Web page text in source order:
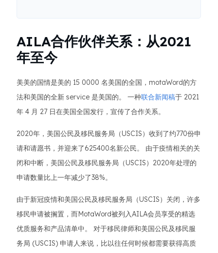
AILA合作伙伴关系：从2021
年至今
美美的国情是美的 15 0000 名美国的全国，motaWord的方
法和美国的全新 service 是美国的。 一种联合新闻稿于 2021
年 4 月 27 日在美国全国发行，宣传了合作关系。
2020年，美国公民及移民服务局（USCIS）收到了约770份申
请和请愿书，并迎来了625400名新公民。 由于疫情相关的关
闭和中断，美国公民及移民服务局（USCIS）2020年处理的
申请数量比上一年减少了38%。
由于新冠疫情和美国公民及移民服务局（USCIS）关闭，许多
移民申请被搁置，而MotaWord被列入AILA会员享受的精选
优质服务和产品清单中。 对于移民律师和美国公民及移民服
务局 (USCIS) 申请人来说，比以往任何时候都需要获得高质